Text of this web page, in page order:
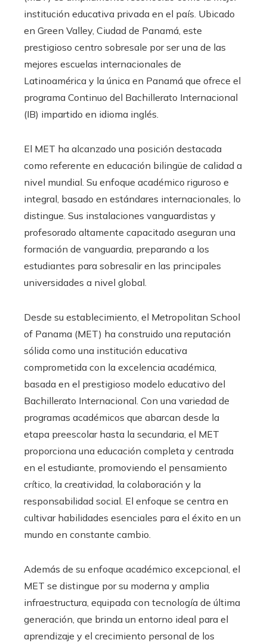
institución educativa privada en el país. Ubicado
en Green Valley, Ciudad de Panamá, este
prestigioso centro sobresale por ser una de las
mejores escuelas internacionales de
Latinoamérica y la única en Panamá que ofrece el
programa Continuo del Bachillerato Internacional
(IB) impartido en idioma inglés.
El MET ha alcanzado una posición destacada
como referente en educación bilingüe de calidad a
nivel mundial. Su enfoque académico riguroso e
integral, basado en estándares internacionales, lo
distingue. Sus instalaciones vanguardistas y
profesorado altamente capacitado aseguran una
formación de vanguardia, preparando a los
estudiantes para sobresalir en las principales
universidades a nivel global.
Desde su establecimiento, el Metropolitan School
of Panama (MET) ha construido una reputación
sólida como una institución educativa
comprometida con la excelencia académica,
basada en el prestigioso modelo educativo del
Bachillerato Internacional. Con una variedad de
programas académicos que abarcan desde la
etapa preescolar hasta la secundaria, el MET
proporciona una educación completa y centrada
en el estudiante, promoviendo el pensamiento
crítico, la creatividad, la colaboración y la
responsabilidad social. El enfoque se centra en
cultivar habilidades esenciales para el éxito en un
mundo en constante cambio.
Además de su enfoque académico excepcional, el
MET se distingue por su moderna y amplia
infraestructura, equipada con tecnología de última
generación, que brinda un entorno ideal para el
aprendizaje y el crecimiento personal de los